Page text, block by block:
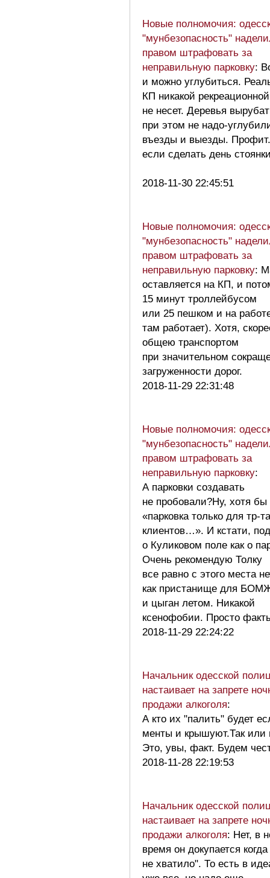
Новые полномочия:
"мунбезопасность"
правом штрафовать за
неправильную парковку:
и можно углубиться.
КП никакой
не несет. Деревья
при этом не надо-
въезды и выезды.
если сделать день
2018-11-30 22:45:51
Новые полномочия:
"мунбезопасность"
правом штрафовать за
неправильную парковку:
оставляется на КП, и
15 минут троллейбусом
или 25 пешком и на
там работает). Хотя,
общею транспортом
при значительном
загруженности дорог.
2018-11-29 22:31:48
Новые полномочия:
"мунбезопасность"
правом штрафовать за
неправильную парковку:
А парковки создавать
не пробовали?Ну, хотя бы
«парковка только для тр-
клиентов…». И кстати,
о Куликовом поле как о
Очень рекомендую Толку
все равно с этого места
как пристанище для
и цыган летом. Никакой
ксенофобии. Просто
2018-11-29 22:24:22
Начальник одесской
настаивает на запрете
продажи алкоголя:
А кто их "палить" будет
менты и крышуют.Так или
Это, увы, факт. Будем
2018-11-28 22:19:53
Начальник одесской
настаивает на запрете
продажи алкоголя: Нет, в
время он докупается когда
не хватило". То есть в